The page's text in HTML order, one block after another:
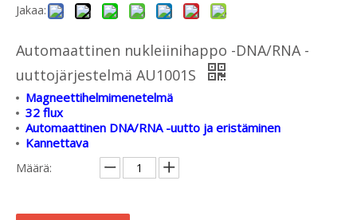
Jakaa:
Automaattinen nukleiinihappo -DNA/RNA -
uuttojärjestelmä AU1001S
Magneettihelmimenetelmä
32 flux
Automaattinen DNA/RNA -uutto ja eristäminen
Kannettava
Määrä: